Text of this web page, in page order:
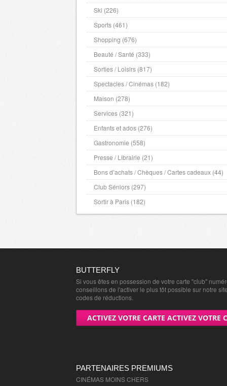
Ski (226)
Sports (461)
Shopping (676)
Beauté / Santé (333)
Sorties / Loisirs (817)
Spectacles / Cinémas (182)
Maison (278)
Services (321)
Enfants et ados (276)
Gastronomie (558)
Presse / Librairie (21)
Bons d’achats / Chèques / Cartes cadeaux (44)
Club Séniors (297)
Sortir à Paris (182)
BUTTERFLY
Si vous êtes en possession de votre carte "club"
conseillons de l'activer le plus tôt possible sur notre
codes de réductions.
ACTIVEZ VOTRE CARTE ACTIVEZ VOTRE
PARTENAIRES PREMIUMS
CINÉMAS MOINS CHERS